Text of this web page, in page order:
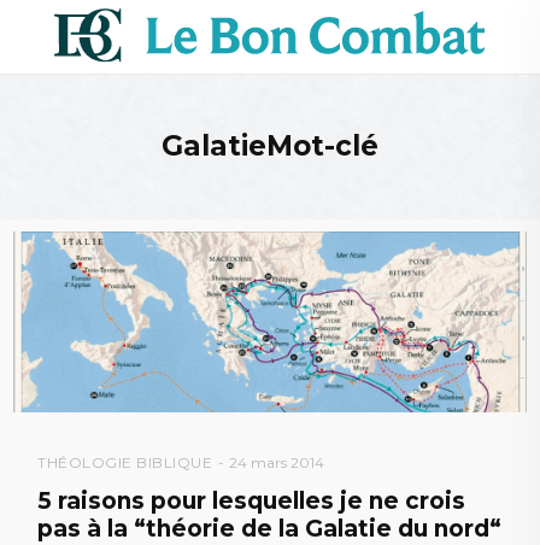
GalatieMot-clé
THÉOLOGIE BIBLIQUE 24 mars 2014
5 raisons pour lesquelles je ne crois
pas à la “théorie de la Galatie du nord“